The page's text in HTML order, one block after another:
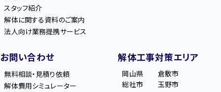
スタッフ紹介
解体に関する資料のご案内
法人向け業務提携サービス
お問い合わせ
無料相談・見積り依頼
解体費用シミュレーター
解体工事対策エリア
岡山県
倉敷市
総社市
玉野市